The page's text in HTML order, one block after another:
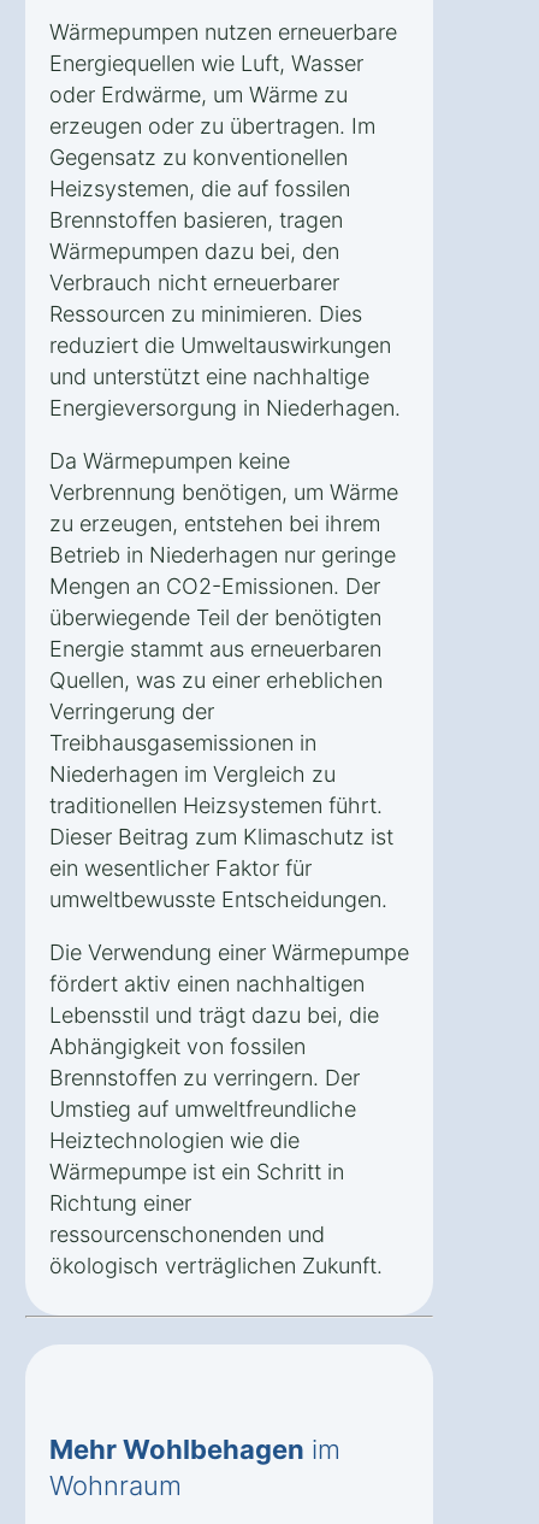
Wärmepumpen nutzen erneuerbare
Energiequellen wie Luft, Wasser
oder Erdwärme, um Wärme zu
erzeugen oder zu übertragen. Im
Gegensatz zu konventionellen
Heizsystemen, die auf fossilen
Brennstoffen basieren, tragen
Wärmepumpen dazu bei, den
Verbrauch nicht erneuerbarer
Ressourcen zu minimieren. Dies
reduziert die Umweltauswirkungen
und unterstützt eine nachhaltige
Energieversorgung in Niederhagen.
Da Wärmepumpen keine
Verbrennung benötigen, um Wärme
zu erzeugen, entstehen bei ihrem
Betrieb in Niederhagen nur geringe
Mengen an CO2-Emissionen. Der
überwiegende Teil der benötigten
Energie stammt aus erneuerbaren
Quellen, was zu einer erheblichen
Verringerung der
Treibhausgasemissionen in
Niederhagen im Vergleich zu
traditionellen Heizsystemen führt.
Dieser Beitrag zum Klimaschutz ist
ein wesentlicher Faktor für
umweltbewusste Entscheidungen.
Die Verwendung einer Wärmepumpe
fördert aktiv einen nachhaltigen
Lebensstil und trägt dazu bei, die
Abhängigkeit von fossilen
Brennstoffen zu verringern. Der
Umstieg auf umweltfreundliche
Heiztechnologien wie die
Wärmepumpe ist ein Schritt in
Richtung einer
ressourcenschonenden und
ökologisch verträglichen Zukunft.
Mehr Wohlbehagen im
Wohnraum